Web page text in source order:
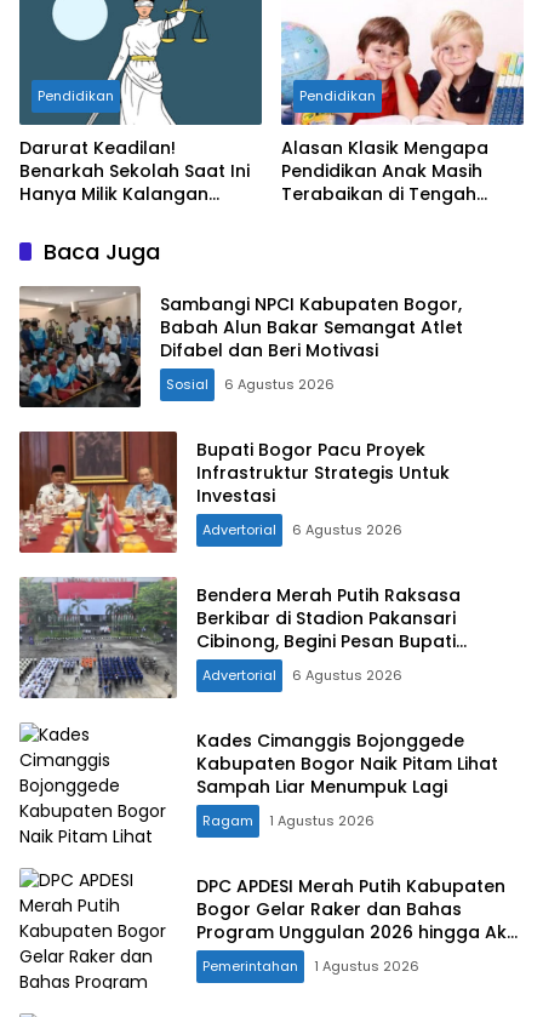
Pendidikan
Darurat Keadilan!
Benarkah Sekolah Saat Ini
Hanya Milik Kalangan
Pendidikan
Alasan Klasik Mengapa
Pendidikan Anak Masih
Terabaikan di Tengah
Baca Juga
Sambangi NPCI Kabupaten Bogor,
Babah Alun Bakar Semangat Atlet
Difabel dan Beri Motivasi
Sosial 6 Agustus 2026
Bupati Bogor Pacu Proyek
Infrastruktur Strategis Untuk
Investasi
Advertorial 6 Agustus 2026
Bendera Merah Putih Raksasa
Berkibar di Stadion Pakansari
Cibinong, Begini Pesan Bupati
Bogor!!
Advertorial 6 Agustus 2026
Kades Cimanggis Bojonggede
Kabupaten Bogor Naik Pitam Lihat
Sampah Liar Menumpuk Lagi
Ragam 1 Agustus 2026
DPC APDESI Merah Putih Kabupaten
Bogor Gelar Raker dan Bahas
Program Unggulan 2026 hingga Aksi
Kemanusiaan
Pemerintahan 1 Agustus 2026